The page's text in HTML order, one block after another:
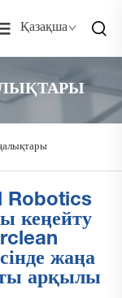
Қазақша
Robotics
кеңейту
жаңа
арқылы